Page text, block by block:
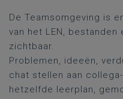
De Teamsomgeving is
van het LEN,
zichtbaar.
Problemen, ideeën,
chat stellen aan
hetzelfde leerplan,